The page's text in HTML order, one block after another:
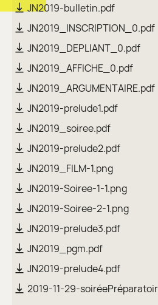
JN2019-bulletin.pdf
JN2019_INSCRIPTION_0.pdf
JN2019_DEPLIANT_0.pdf
JN2019_AFFICHE_0.pdf
JN2019_ARGUMENTAIRE.pdf
JN2019-prelude1.pdf
JN2019_soiree.pdf
JN2019-prelude2.pdf
JN2019_FILM-1.png
JN2019-Soiree-1-1.png
JN2019-Soiree-2-1.png
JN2019-prelude3.pdf
JN2019_pgm.pdf
JN2019-prelude4.pdf
2019-11-29-